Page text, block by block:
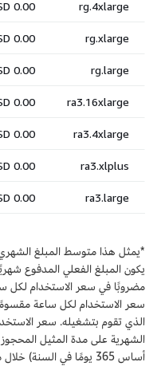
*يمثل هذا متوسط المبلغ
يكون المبلغ الفعلي المدفوع
مضروبًا في سعر الاستخدام لكل
الذي تقوم بتشغيله. سعر
الشهرية على مدة المثيل
أساس 365 يومًا في السنة) خلال مدة المثيل المحجوز.